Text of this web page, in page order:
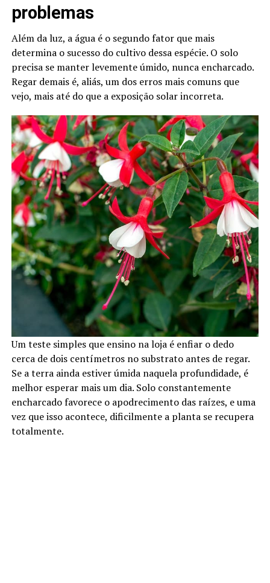
problemas
Além da luz, a água é o segundo fator que mais
determina o sucesso do cultivo dessa espécie. O solo
precisa se manter levemente úmido, nunca encharcado.
Regar demais é, aliás, um dos erros mais comuns que
vejo, mais até do que a exposição solar incorreta.
Um teste simples que ensino na loja é enfiar o dedo
cerca de dois centímetros no substrato antes de regar.
Se a terra ainda estiver úmida naquela profundidade, é
melhor esperar mais um dia. Solo constantemente
encharcado favorece o apodrecimento das raízes, e uma
vez que isso acontece, dificilmente a planta se recupera
totalmente.